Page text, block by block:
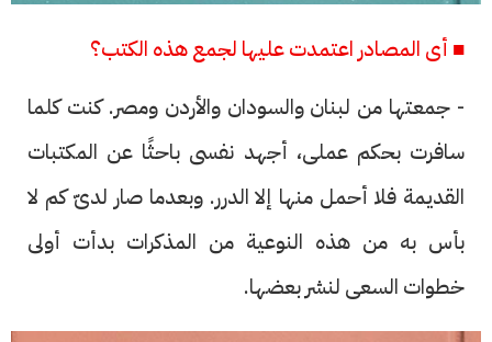
■ أى المصادر اعتمدت عليها لجمع هذه الكتب؟
- جمعتها من لبنان والسودان والأردن ومصر. كنت كلما
سافرت بحكم عملى، أجهد نفسى باحثًا عن المكتبات
القديمة فلا أحمل منها إلا الدرر. وبعدما صار لدىّ كم لا
بأس به من هذه النوعية من المذكرات بدأت أولى
خطوات السعى لنشر بعضها.